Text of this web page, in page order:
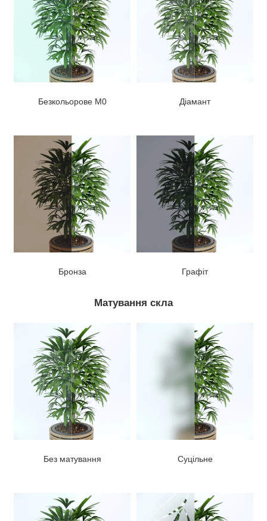
Безкольорове М0 Діамант
Бронза Графіт
Матування скла
Без матування Суцільне